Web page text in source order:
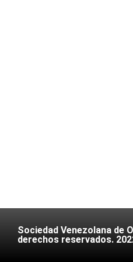
Sociedad Venezolana de
derechos reservados.